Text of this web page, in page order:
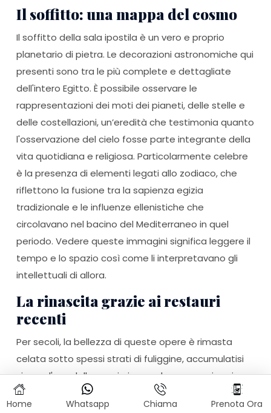
Il soffitto: una mappa del cosmo
Il soffitto della sala ipostila è un vero e proprio
planetario di pietra. Le decorazioni astronomiche qui
presenti sono tra le più complete e dettagliate
dell'intero Egitto. È possibile osservare le
rappresentazioni dei moti dei pianeti, delle stelle e
delle costellazioni, un’eredità che testimonia quanto
l'osservazione del cielo fosse parte integrante della
vita quotidiana e religiosa. Particolarmente celebre
è la presenza di elementi legati allo zodiaco, che
riflettono la fusione tra la sapienza egizia
tradizionale e le influenze ellenistiche che
circolavano nel bacino del Mediterraneo in quel
periodo. Vedere queste immagini significa leggere il
tempo e lo spazio così come li interpretavano gli
intellettuali di allora.
La rinascita grazie ai restauri
recenti
Per secoli, la bellezza di queste opere è rimasta
celata sotto spessi strati di fuliggine, accumulatisi
sia per l'uso dello spazio in epoche successive sia
per il naturale scorrere del tempo. Solo grazie ai
restauri recenti, condotti con tecnologie
Home Whatsapp Chiama Prenota Ora